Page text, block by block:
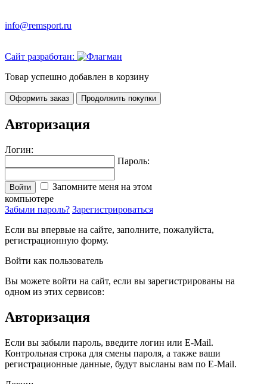
info@remsport.ru
Сайт разработан:
Товар успешно добавлен в корзину
Оформить заказ Продолжить покупки
Авторизация
Логин:
Пароль:
Войти
Запомните меня на этом
компьютере
Забыли пароль? Зарегистрироваться
Если вы впервые на сайте, заполните, пожалуйста,
регистрационную форму.
Войти как пользователь
Вы можете войти на сайт, если вы зарегистрированы на
одном из этих сервисов:
Авторизация
Если вы забыли пароль, введите логин или E-Mail.
Контрольная строка для смены пароля, а также ваши
регистрационные данные, будут высланы вам по E-Mail.